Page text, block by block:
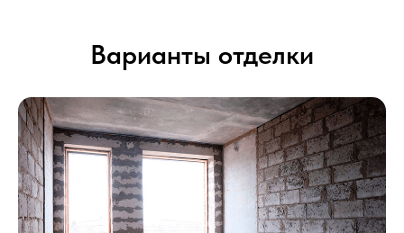
Варианты отделки